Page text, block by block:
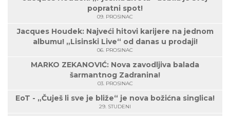
popratni spot!
09. PROSINAC
Jacques Houdek: Najveći hitovi karijere na jednom
albumu! „Lisinski Live“ od danas u prodaji!
06. PROSINAC
MARKO ZEKANOVIĆ: Nova zavodljiva balada
šarmantnog Zadranina!
03. PROSINAC
EoT - „Čuješ li sve je bliže“ je nova božićna singlica!
29. STUDENI